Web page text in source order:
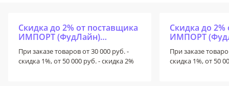
Скидка до 2% от поставщика
ИМПОРТ (ФудЛайн)
При заказе товаров от 30 000 руб. -
скидка 1%, от 50 000 руб. - скидка 2%
Скидка до
ИМПОРТ
При заказе
скидка 1%, от 50